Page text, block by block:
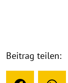
Beitrag teilen: